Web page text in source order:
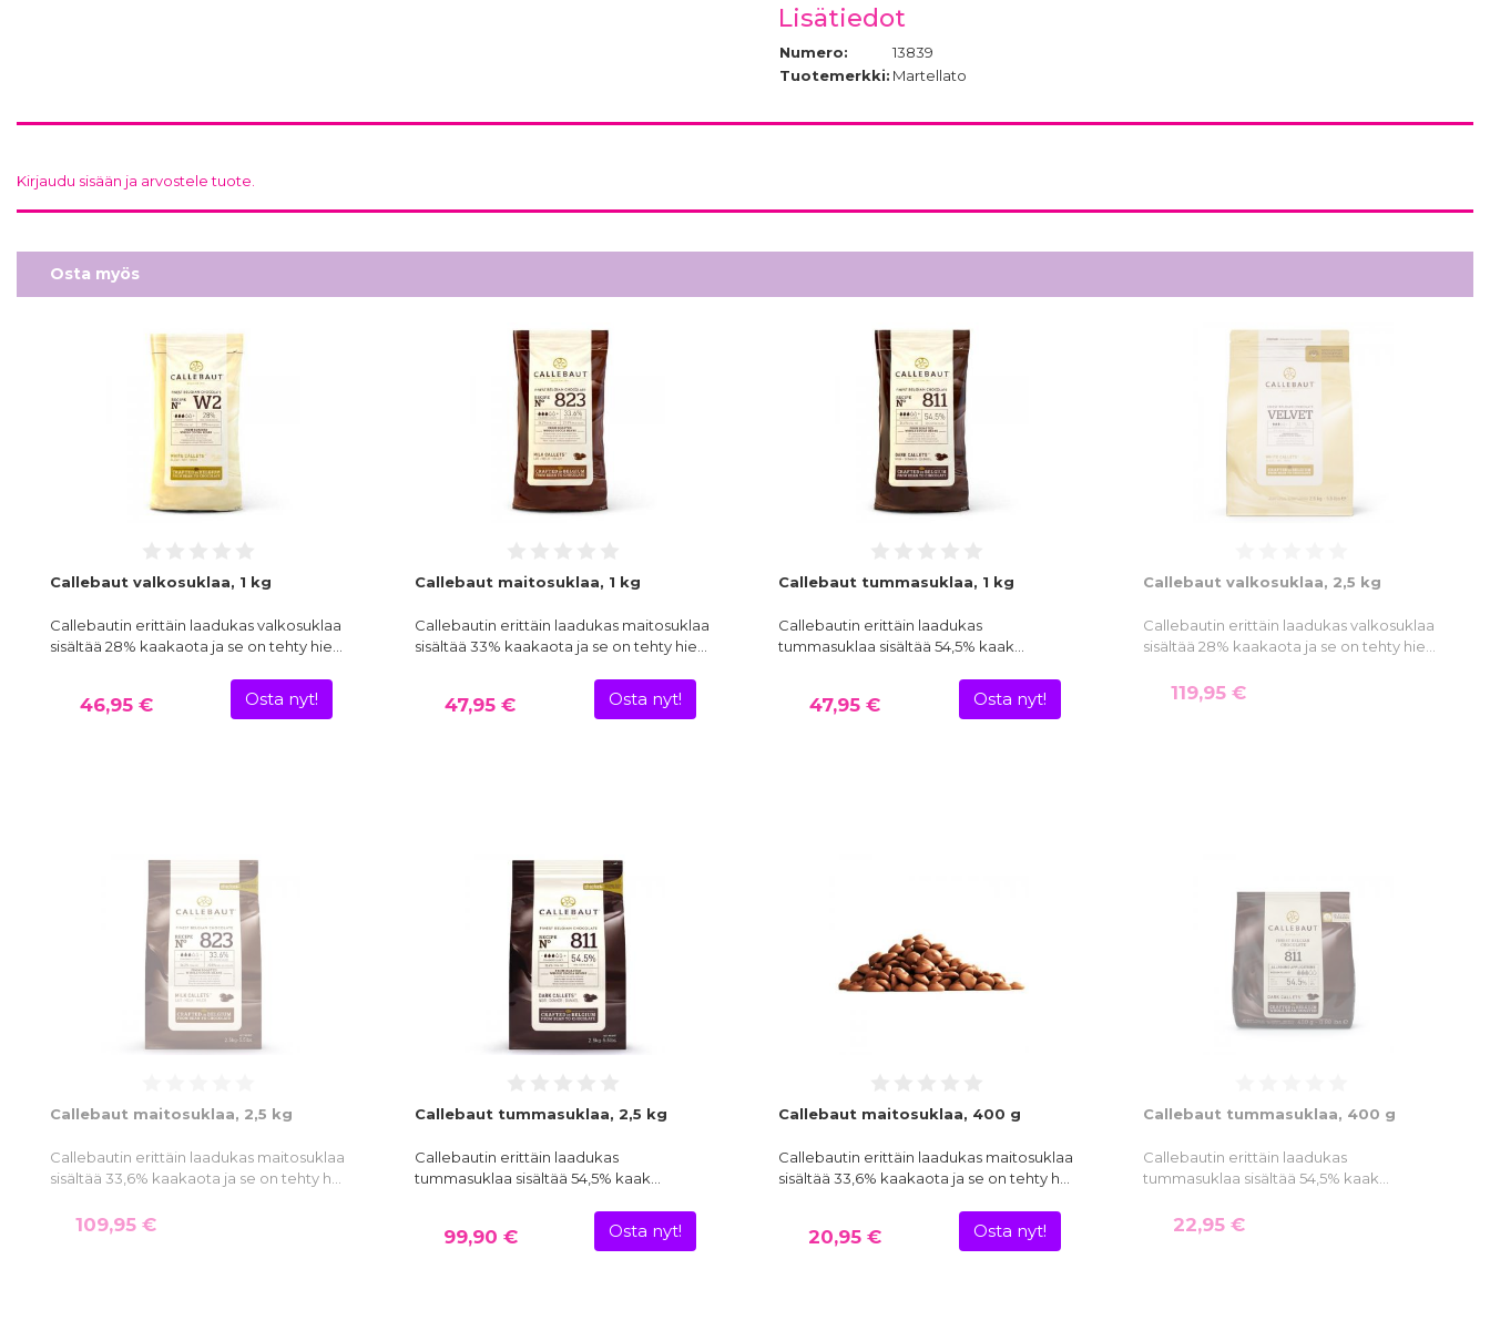
Lisätiedot
Numero:
13839
Tuotemerkki: Martellato
Kirjaudu sisään ja arvostele tuote.
Osta myös
Callebaut valkosuklaa, 1 kg
Callebautin erittäin laadukas valkosuklaa
sisältää 28% kaakaota ja se on tehty hie…
46,95 € Osta nyt!
Callebaut maitosuklaa, 1 kg
Callebautin erittäin laadukas maitosuklaa
sisältää 33% kaakaota ja se on tehty hie…
47,95 € Osta nyt!
Callebaut tummasuklaa, 1 kg
Callebautin erittäin laadukas
tummasuklaa sisältää 54,5% kaak…
47,95 € Osta nyt!
Callebaut valkosuklaa, 2,5 kg
Callebautin erittäin laadukas valkosuklaa
sisältää 28% kaakaota ja se on tehty hie…
119,95 €
Callebaut maitosuklaa, 2,5 kg
Callebautin erittäin laadukas maitosuklaa
sisältää 33,6% kaakaota ja se on tehty h…
109,95 €
Callebaut tummasuklaa, 2,5 kg
Callebautin erittäin laadukas
tummasuklaa sisältää 54,5% kaak…
99,90 € Osta nyt!
Callebaut maitosuklaa, 400 g
Callebautin erittäin laadukas maitosuklaa
sisältää 33,6% kaakaota ja se on tehty h…
20,95 € Osta nyt!
Callebaut tummasuklaa, 400 g
Callebautin erittäin laadukas
tummasuklaa sisältää 54,5% kaak…
22,95 €